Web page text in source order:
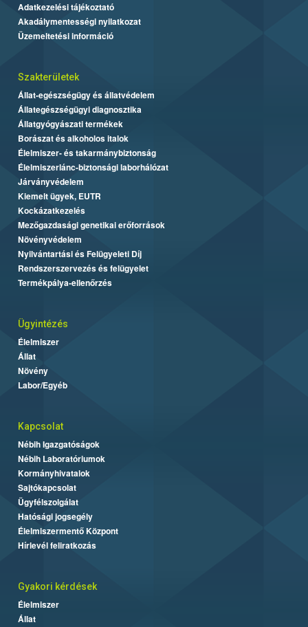
Adatkezelési tájékoztató
Akadálymentességi nyilatkozat
Üzemeltetési információ
Szakterületek
Állat-egészségügy és állatvédelem
Állategészségügyi diagnosztika
Állatgyógyászati termékek
Borászat és alkoholos italok
Élelmiszer- és takarmánybiztonság
Élelmiszerlánc-biztonsági laborhálózat
Járványvédelem
Kiemelt ügyek, EUTR
Kockázatkezelés
Mezőgazdasági genetikai erőforrások
Növényvédelem
Nyilvántartási és Felügyeleti Díj
Rendszerszervezés és felügyelet
Termékpálya-ellenőrzés
Ügyintézés
Élelmiszer
Állat
Növény
Labor/Egyéb
Kapcsolat
Nébih Igazgatóságok
Nébih Laboratóriumok
Kormányhivatalok
Sajtókapcsolat
Ügyfélszolgálat
Hatósági jogsegély
Élelmiszermentő Központ
Hírlevél feliratkozás
Gyakori kérdések
Élelmiszer
Állat